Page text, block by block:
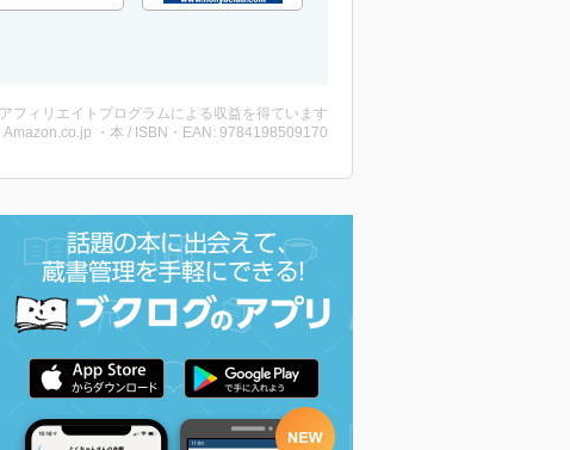
フィリエイトプログラムによる収益を得ています
Amazon.co.jp ・本 / ISBN・EAN: 9784198509170